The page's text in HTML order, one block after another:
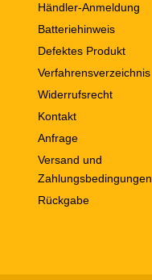
Händler-Anmeldung
Batteriehinweis
Defektes Produkt
Verfahrensverzeichnis
Widerrufsrecht
Kontakt
Anfrage
Versand und
Zahlungsbedingungen
Rückgabe